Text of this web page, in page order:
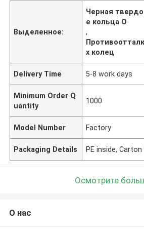
Выделенное:
Черная
е кольца O
,
х колец
Delivery Time 5-8 work days
Minimum Order Q
uantity
1000
Model Number Factory
Packaging Details PE inside,
Осмотрите
О нас